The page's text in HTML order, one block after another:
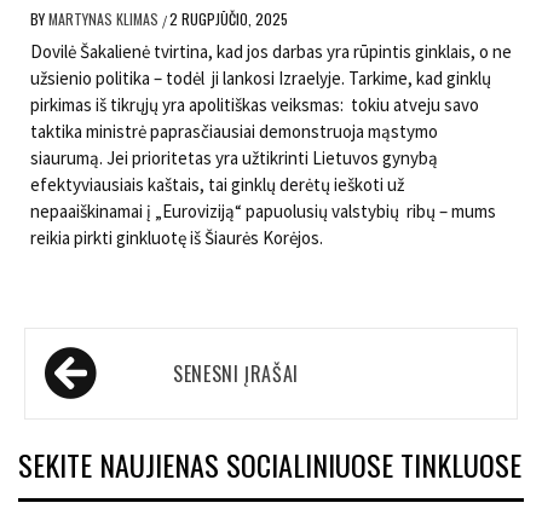
BYMARTYNAS KLIMAS /2 RUGPJŪČIO, 2025
Dovilė Šakalienė tvirtina, kad jos darbas yra rūpintis ginklais, o ne
užsienio politika – todėl ji lankosi Izraelyje. Tarkime, kad ginklų
pirkimas iš tikrųjų yra apolitiškas veiksmas: tokiu atveju savo
taktika ministrė paprasčiausiai demonstruoja mąstymo
siaurumą. Jei prioritetas yra užtikrinti Lietuvos gynybą
efektyviausiais kaštais, tai ginklų derėtų ieškoti už
nepaaiškinamai į „Euroviziją“ papuolusių valstybių ribų – mums
reikia pirkti ginkluotę iš Šiaurės Korėjos.
Navigacija
tarp SENESNI ĮRAŠAI
SEKITE NAUJIENAS SOCIALINIUOSE TINKLUOSE